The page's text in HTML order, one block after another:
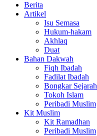
Berita
Artikel
Isu Semasa
Hukum-hakam
Akhlaq
Duat
Bahan Dakwah
Fiqh Ibadah
Fadilat Ibadah
Bongkar Sejarah
Tokoh Islam
Peribadi Muslim
Kit Muslim
Kit Ramadhan
Peribadi Muslim